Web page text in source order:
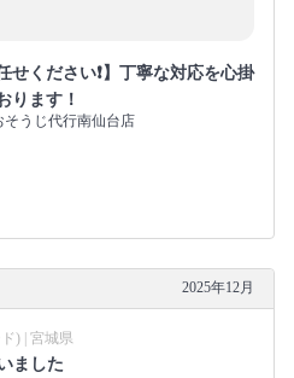
せください❗️】丁寧な対応を心掛
ります！
そうじ代行南仙台店
2025年12月
) | 宮城県
ました